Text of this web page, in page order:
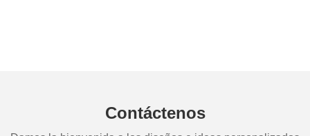
Contáctenos